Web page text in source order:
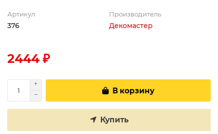
Артикул
376
Производитель
Декомастер
2444 ₽
В корзину
Купить